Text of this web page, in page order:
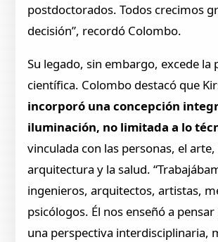
postdoctorados. Todos crecimos
decisión”, recordó Colombo.
Su legado, sin embargo, excede la
científica. Colombo destacó que
incorporó una concepción
iluminación, no limitada a lo
vinculada con las personas, el arte,
arquitectura y la salud.
ingenieros, arquitectos, artistas,
psicólogos. Él nos enseñó a
una perspectiva interdisciplinaria,